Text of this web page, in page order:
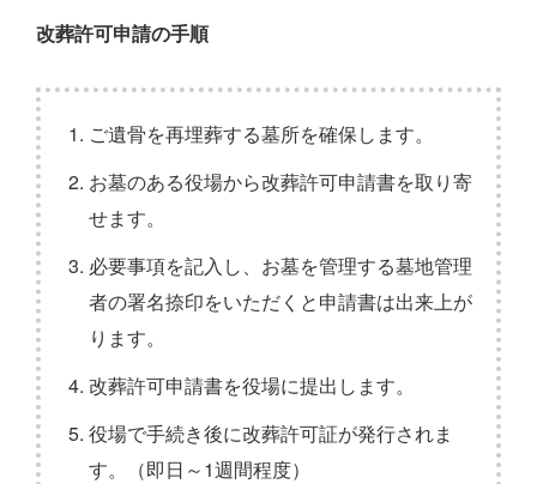
改葬許可申請の手順
ご遺骨を再埋葬する墓所を確保します。
お墓のある役場から改葬許可申請書を取り寄
せます。
必要事項を記入し、お墓を管理する墓地管理
者の署名捺印をいただくと申請書は出来上が
ります。
改葬許可申請書を役場に提出します。
役場で手続き後に改葬許可証が発行されま
す。（即日～1週間程度）